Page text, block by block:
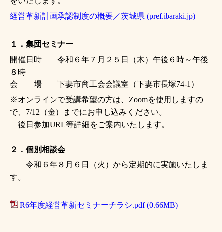
経営革新計画承認制度の概要／茨城県 (pref.ibaraki.jp)
１．集団セミナー
開催日時 令和６年７月２５日（木）午後６時～午後
８時
会 場 下妻市商工会会議室（下妻市長塚74-1）
※オンラインで受講希望の方は、Zoomを使用しますの
で、7/12（金）までにお申し込みください。
後日参加URL等詳細をご案内いたします。
２．個別相談会
令和６年８月６日（火）から定期的に実施いたしま
す。
R6年度経営革新セミナーチラシ.pdf(0.66MB)